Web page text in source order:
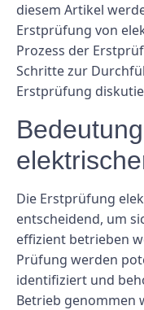
diesem Artikel
Erstprüfung von
Prozess der
Schritte zur
Erstprüfung
Die Erstprüfung
entscheidend, um
effizient betrieben
Prüfung werden
identifiziert und
Betrieb genommen